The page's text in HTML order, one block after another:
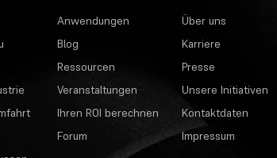
Anwendungen
Blog
Ressourcen
Veranstaltungen
Ihren ROI berechnen
Forum
Über uns
Karriere
Presse
Unsere Initiativen
Kontaktdaten
Impressum